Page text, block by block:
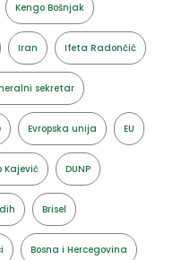
Kengo Bošnjak
Iran Ifeta Radončić
sekretar
Evropska unija EU
Kajević DUNP
Brisel
Bosna i Hercegovina